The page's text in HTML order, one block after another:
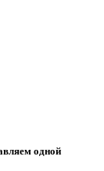
одной